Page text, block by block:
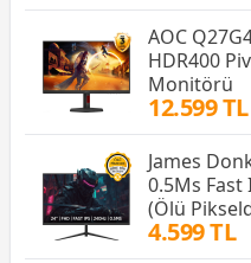
AOC
HDR400
Monitörü
12.599 TL
James
0.5Ms
(Ölü
4.599 TL